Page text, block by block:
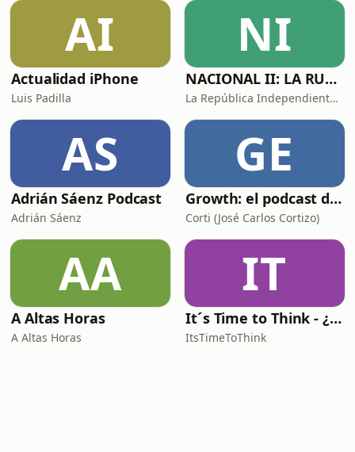
AI
Actualidad iPhone
Luis Padilla
NI
NACIONAL II: LA RUTA DEL EXILIO
La República Independiente de la Radio
AS
Adrián Sáenz Podcast
Adrián Sáenz
GE
Growth: el podcast de Product Hackers 🚀
Corti (José Carlos Cortizo)
AA
A Altas Horas
A Altas Horas
IT
It´s Time to Think - ¿Nos paramos a pensar?
ItsTimeToThink